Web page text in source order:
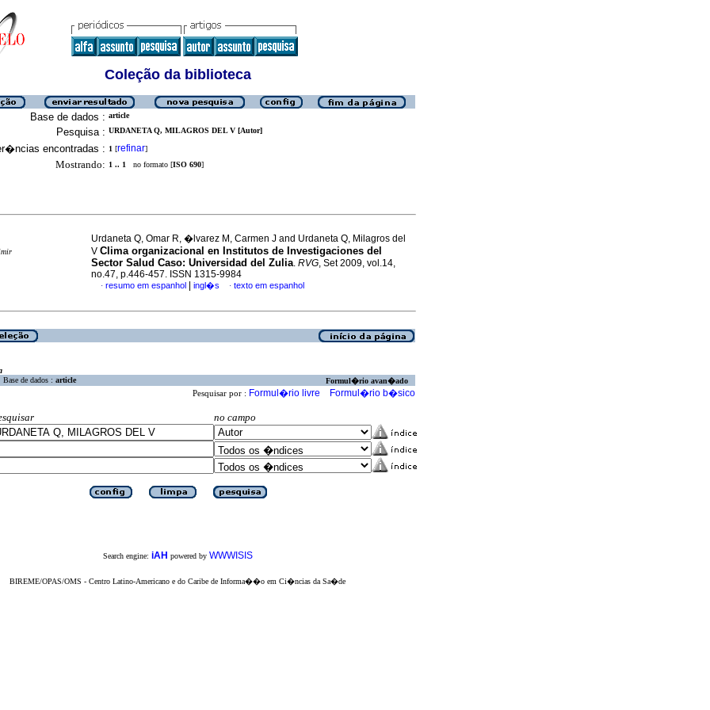
Coleção da biblioteca
Base de dados : article
Pesquisa : URDANETA Q, MILAGROS DEL V [Autor]
encontradas : 1 [refinar]
Mostrando: 1 .. 1 no formato [ISO 690]
Urdaneta Q, Omar R, �lvarez M, Carmen J and Urdaneta Q, Milagros del
V Clima organizacional en Institutos de Investigaciones del
Sector Salud Caso: Universidad del Zulia. RVG, Set 2009, vol.14,
no.47, p.446-457. ISSN 1315-9984
· resumo em espanhol ingl�s · texto em espanhol
Base de dados : article Formul�rio avan�ado
Pesquisar por : Formul�rio livre Formul�rio b�sico
no campo
Search engine: iAH powered by WWWISIS
BIREME/OPAS/OMS - Centro Latino-Americano e do Caribe de Informa��o em Ci�ncias da Sa�de